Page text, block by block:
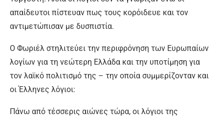
απαίδευτοι πίστευαν πως τους κορόιδευε και τον
αντιμετώπισαν με δυσπιστία.
Ο Φωριέλ στηλιτεύει την περιφρόνηση των Ευρωπαίων
λογίων για τη νεώτερη Ελλάδα και την υποτίμηση για
τον λαϊκό πολιτισμό της – την οποία συμμερίζονταν και
οι Έλληνες λόγιοι:
Πάνω από τέσσερις αιώνες τώρα, οι λόγιοι της